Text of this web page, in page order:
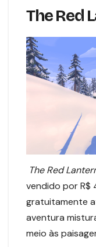
The Red
The Red
vendido por R$
gratuitamente
aventura
meio às